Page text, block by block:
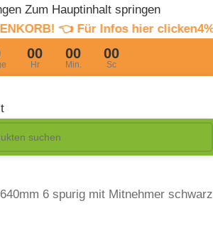
Zum Hauptinhalt springen
Infos hier clicken4%
00
Hr
00
Min.
00
Sc
6 spurig mit Mitnehmer schwarz